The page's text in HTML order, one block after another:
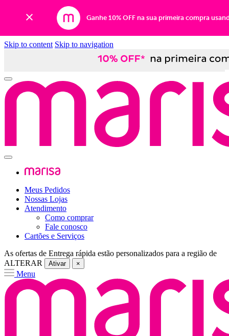
Ganhe 10% OFF na sua primeira compra
Skip to content Skip to navigation
Meus Pedidos
Nossas Lojas
Atendimento
Como comprar
Fale conosco
Cartões e Serviços
As ofertas de Entrega rápida estão personalizados para a região de
ALTERAR
Ativar ×
Menu